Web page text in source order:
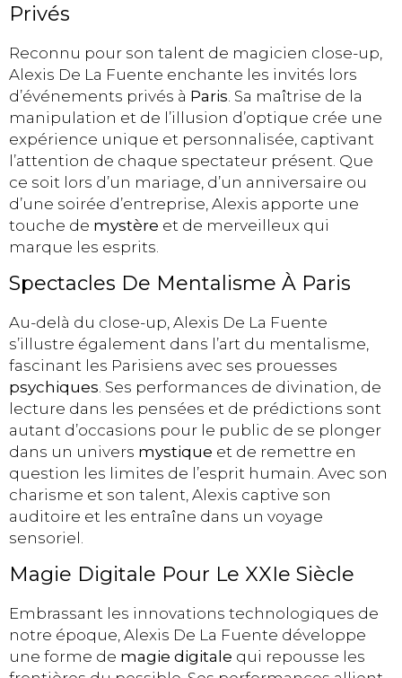
Privés
Reconnu pour son talent de magicien close-up,
Alexis De La Fuente enchante les invités lors
d’événements privés à Paris . Sa maîtrise de la
manipulation et de l’illusion d’optique crée une
expérience unique et personnalisée, captivant
l’attention de chaque spectateur présent. Que
ce soit lors d’un mariage, d’un anniversaire ou
d’une soirée d’entreprise, Alexis apporte une
touche de mystère et de merveilleux qui
marque les esprits.
Spectacles De Mentalisme À Paris
Au-delà du close-up, Alexis De La Fuente
s’illustre également dans l’art du mentalisme,
fascinant les Parisiens avec ses prouesses
psychiques. Ses performances de divination, de
lecture dans les pensées et de prédictions sont
autant d’occasions pour le public de se plonger
dans un univers mystique et de remettre en
question les limites de l’esprit humain. Avec son
charisme et son talent, Alexis captive son
auditoire et les entraîne dans un voyage
sensoriel.
Magie Digitale Pour Le XXIe Siècle
Embrassant les innovations technologiques de
notre époque, Alexis De La Fuente développe
une forme de magie digitale qui repousse les